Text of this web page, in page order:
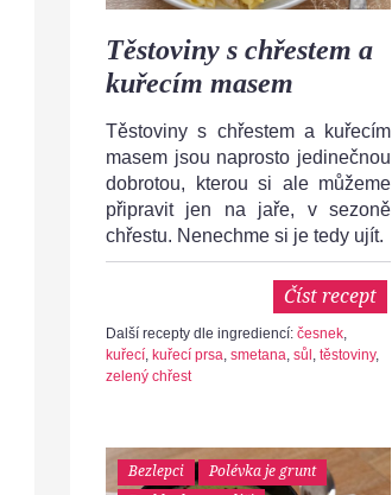
Těstoviny s chřestem a
kuřecím masem
Těstoviny s chřestem a kuřecím
masem jsou naprosto jedinečnou
dobrotou, kterou si ale můžeme
připravit jen na jaře, v sezoně
chřestu. Nenechme si je tedy ujít.
Číst recept
Další recepty dle ingrediencí: česnek
kuřecí kuřecí prsa smetana sůl těstoviny,
zelený chřest
Bezlepci
Polévka je grunt